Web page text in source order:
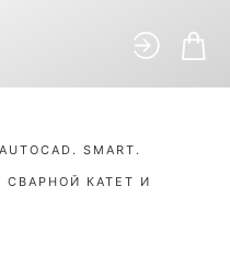
AUTOCAD. SMART.
КАТЕТ И